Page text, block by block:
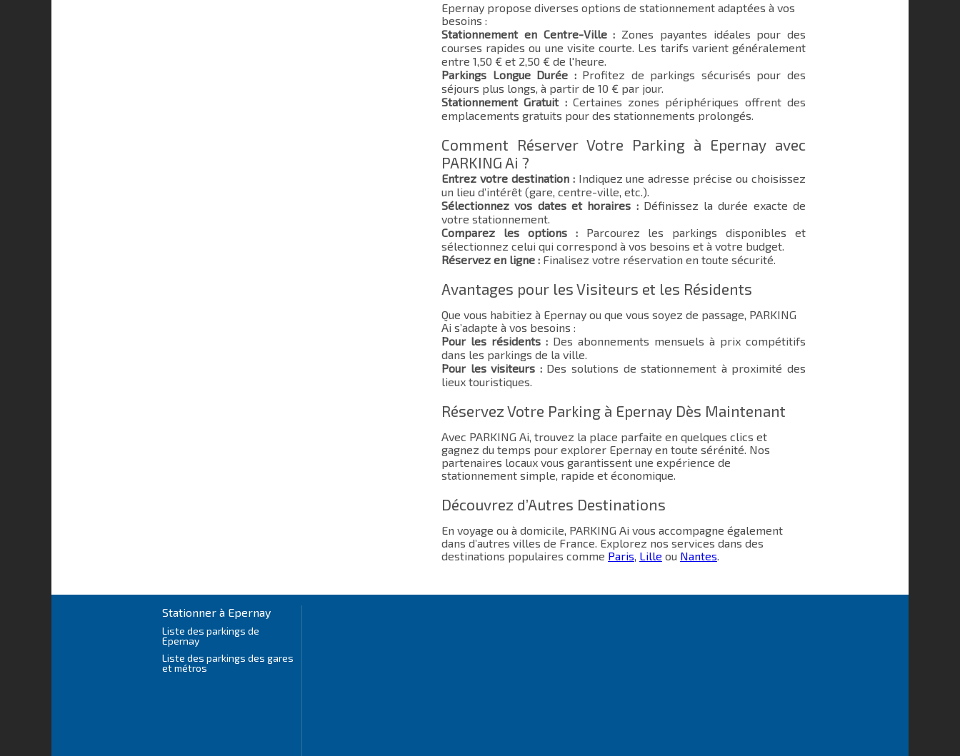
Epernay propose diverses options de stationnement adaptées à vos
besoins :
Stationnement en Centre-Ville : Zones payantes idéales pour des
courses rapides ou une visite courte. Les tarifs varient généralement
entre 1,50 € et 2,50 € de l'heure.
Parkings Longue Durée :Profitez de parkings sécurisés pour des
séjours plus longs, à partir de 10 € par jour.
Stationnement Gratuit :Certaines zones périphériques offrent des
emplacements gratuits pour des stationnements prolongés.
Comment Réserver Votre Parking à Epernay avec
PARKING Ai ?
Entrez votre destination :Indiquez une adresse précise ou choisissez
un lieu d’intérêt (gare, centre-ville, etc.).
Sélectionnez vos dates et horaires :Définissez la durée exacte de
votre stationnement.
Comparez les options :Parcourez les parkings disponibles et
sélectionnez celui qui correspond à vos besoins et à votre budget.
Réservez en ligne : Finalisez votre réservation en toute sécurité.
Avantages pour les Visiteurs et les Résidents
Que vous habitiez à Epernay ou que vous soyez de passage, PARKING
Ai s’adapte à vos besoins :
Pour les résidents : Des abonnements mensuels à prix compétitifs
dans les parkings de la ville.
Pour les visiteurs :Des solutions de stationnement à proximité des
lieux touristiques.
Réservez Votre Parking à Epernay Dès Maintenant
Avec PARKING Ai, trouvez la place parfaite en quelques clics et
gagnez du temps pour explorer Epernay en toute sérénité. Nos
partenaires locaux vous garantissent une expérience de
stationnement simple, rapide et économique.
Découvrez d’Autres Destinations
En voyage ou à domicile, PARKING Ai vous accompagne également
dans d’autres villes de France. Explorez nos services dans des
destinations populaires comme Paris, Lille ou Nantes.
Stationner à Epernay
Liste des parkings de
Epernay
Liste des parkings des gares
et métros